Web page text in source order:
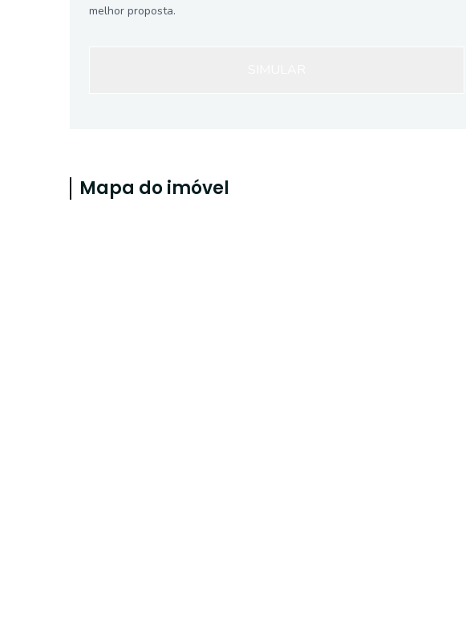
melhor proposta.
Mapa do imóvel